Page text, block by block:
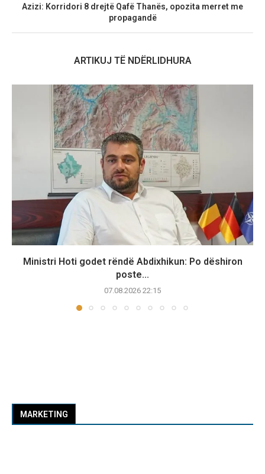
Azizi: Korridori 8 drejtë Qafë Thanës, opozita merret me
propagandë
ARTIKUJ TË NDËRLIDHURA
Ministri Hoti godet rëndë Abdixhikun: Po dëshiron
poste...
07.08.2026 22:15
MARKETING